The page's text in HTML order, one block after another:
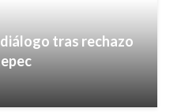
tras rechazo